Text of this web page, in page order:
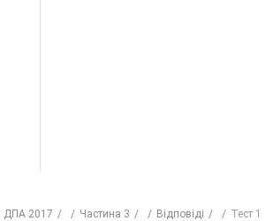
ДПА 2017 Частина 3 Відповіді Тест 1